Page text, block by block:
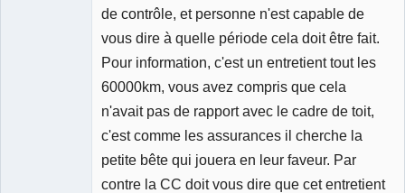
de contrôle, et personne n'est capable de
vous dire à quelle période cela doit être fait.
Pour information, c'est un entretient tout les
60000km, vous avez compris que cela
n'avait pas de rapport avec le cadre de toit,
c'est comme les assurances il cherche la
petite bête qui jouera en leur faveur. Par
contre la CC doit vous dire que cet entretient